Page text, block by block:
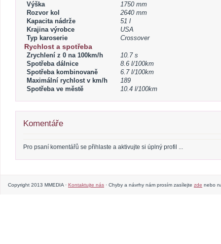
Výška
1750 mm
Rozvor kol
2640 mm
Kapacita nádrže
51 l
Krajina výrobce
USA
Typ karoserie
Crossover
Rychlost a spotřeba
Zrychlení z 0 na 100km/h
10.7 s
Spotřeba dálnice
8.6 l/100km
Spotřeba kombinovaně
6.7 l/100km
Maximální rychlost v km/h
189
Spotřeba ve městě
10.4 l/100km
Komentáře
Pro psaní komentářů se přihlaste a aktivujte si úplný profil ...
Copyright 2013 MMEDIA · Kontaktujte nás · Chyby a návrhy nám prosím zasílejte zde nebo